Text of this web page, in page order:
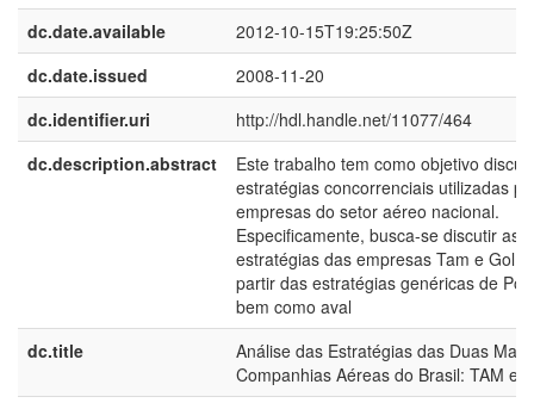
dc.date.available
2012-10-15T19:25:50Z
dc.date.issued
2008-11-20
dc.identifier.uri
http://hdl.handle.net/11077/464
dc.description.abstract
Este trabalho tem como objetivo
estratégias concorrenciais utilizadas
empresas do setor aéreo nacional.
Especificamente, busca-se discutir as
estratégias das empresas Tam e Gol, a
partir das estratégias genéricas de
bem como aval
dc.title
Análise das Estratégias das Duas
Companhias Aéreas do Brasil: TAM e